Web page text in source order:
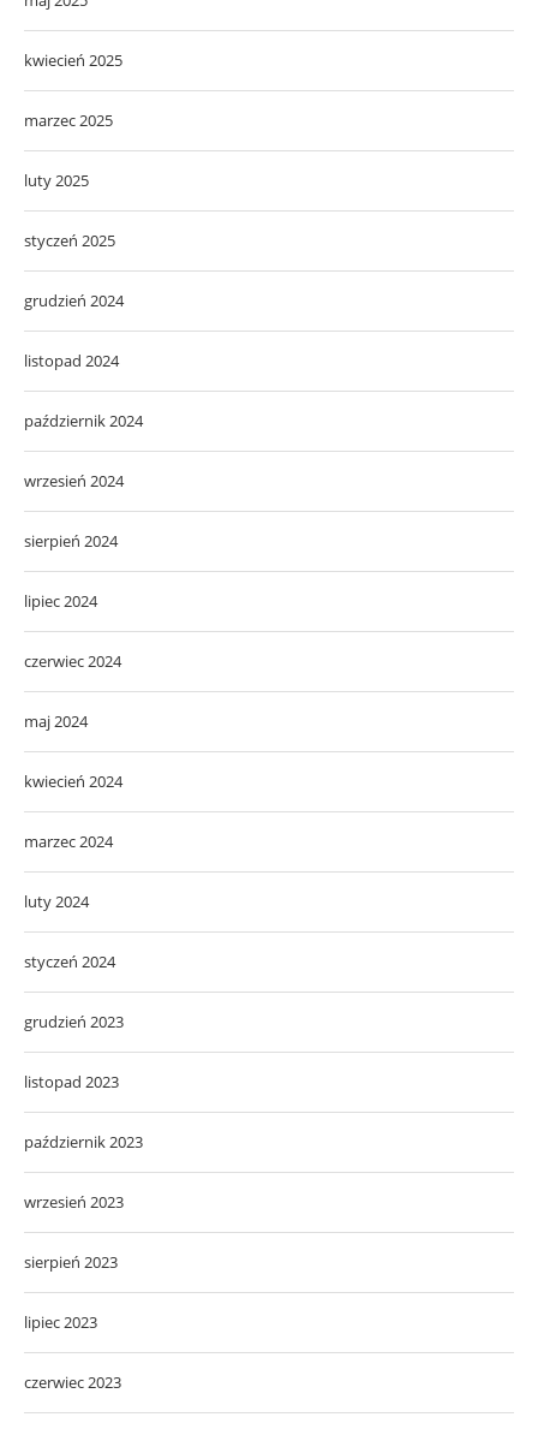
kwiecień 2025
marzec 2025
luty 2025
styczeń 2025
grudzień 2024
listopad 2024
październik 2024
wrzesień 2024
sierpień 2024
lipiec 2024
czerwiec 2024
maj 2024
kwiecień 2024
marzec 2024
luty 2024
styczeń 2024
grudzień 2023
listopad 2023
październik 2023
wrzesień 2023
sierpień 2023
lipiec 2023
czerwiec 2023